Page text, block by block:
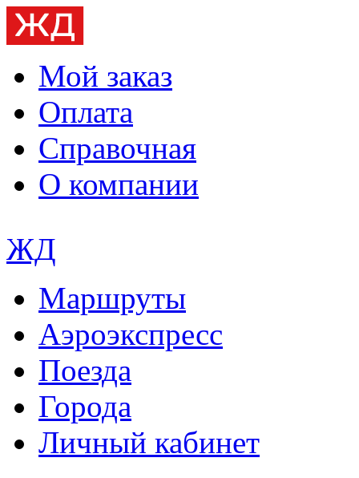
Мой заказ
Оплата
Справочная
О компании
ЖД
Маршруты
Аэроэкспресс
Поезда
Города
Личный кабинет